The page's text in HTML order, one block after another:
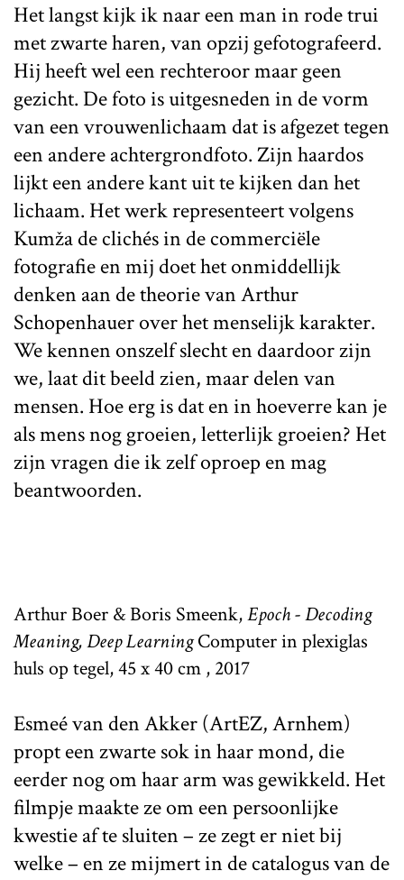
Het langst kijk ik naar een man in rode trui
met zwarte haren, van opzij gefotografeerd.
Hij heeft wel een rechteroor maar geen
gezicht. De foto is uitgesneden in de vorm
van een vrouwenlichaam dat is afgezet tegen
een andere achtergrondfoto. Zijn haardos
lijkt een andere kant uit te kijken dan het
lichaam. Het werk representeert volgens
Kumža de clichés in de commerciële
fotografie en mij doet het onmiddellijk
denken aan de theorie van Arthur
Schopenhauer over het menselijk karakter.
We kennen onszelf slecht en daardoor zijn
we, laat dit beeld zien, maar delen van
mensen. Hoe erg is dat en in hoeverre kan je
als mens nog groeien, letterlijk groeien? Het
zijn vragen die ik zelf oproep en mag
beantwoorden.
Arthur Boer & Boris Smeenk,Epoch - Decoding
Meaning, Deep LearningComputer in plexiglas
huls op tegel, 45 x 40 cm , 2017
Esmeé van den Akker (ArtEZ, Arnhem)
propt een zwarte sok in haar mond, die
eerder nog om haar arm was gewikkeld. Het
filmpje maakte ze om een persoonlijke
kwestie af te sluiten – ze zegt er niet bij
welke – en ze mijmert in de catalogus van de